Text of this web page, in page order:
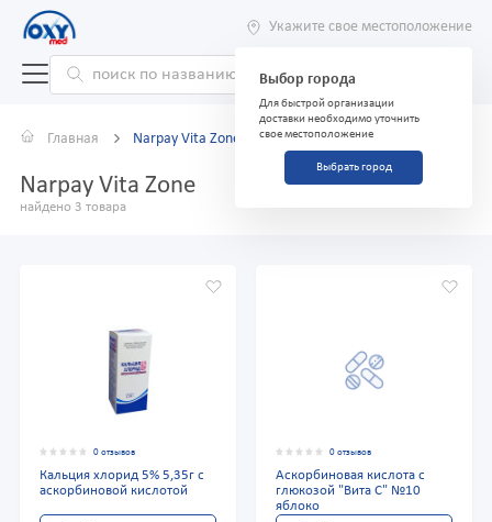
Укажите свое местоположение
Выбор города
Для быстрой организации
доставки необходимо уточнить
свое местоположение
Выбрать город
Главная Narpay Vita Zone
Narpay Vita Zone
найдено 3 товара
0 отзывов
Кальция хлорид 5% 5,35г с
аскорбиновой кислотой
0 отзывов
Аскорбиновая кислота с
глюкозой "Вита С" №10
яблоко